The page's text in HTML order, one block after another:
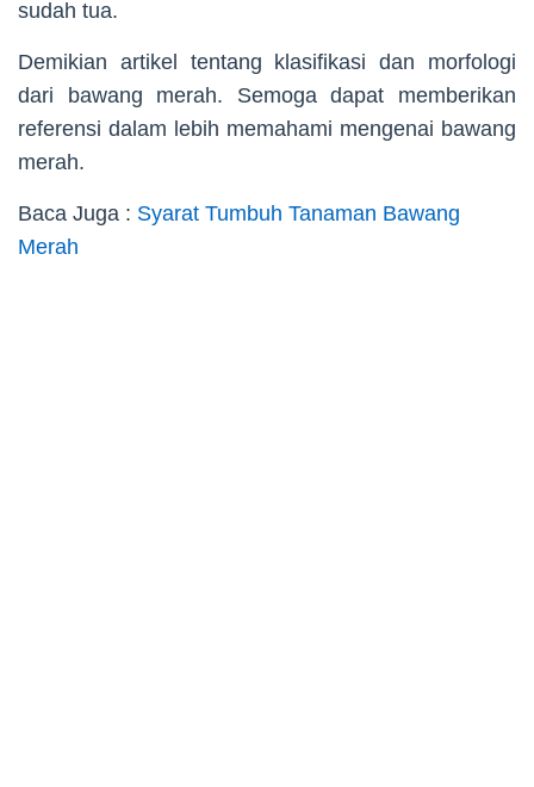
sudah tua.
Demikian artikel tentang klasifikasi dan morfologi
dari bawang merah. Semoga dapat memberikan
referensi dalam lebih memahami mengenai bawang
merah.
Baca Juga : Syarat Tumbuh Tanaman Bawang
Merah